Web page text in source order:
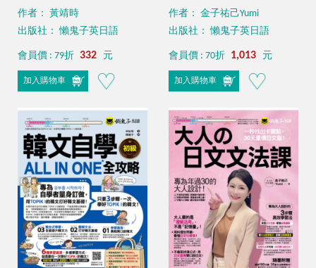
智地圖拉頁+「Youtor
App」內含VRP虛擬點讀筆
+專家講解心智圖教學課
程)
作者： 黃靖時
出版社： 懶鬼子英日語
會員價 : 79折 332 元
加入購物車
書+老師真人教學文法影片
+單字學習影片+句型學習
影片+線上測驗+筆順練習
表+範文電子書+「Youtor
App」內含VRP虛擬點讀
筆)
作者： 金子祐己Yumi
出版社： 懶鬼子英日語
會員價 : 70折 1,013 元
加入購物車